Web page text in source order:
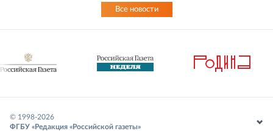
Все новости
© 1998-2026
ФГБУ «Редакция «Российской газеты»